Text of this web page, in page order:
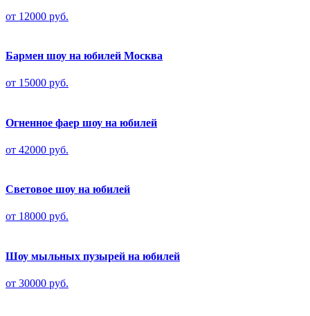
от 12000 руб.
Бармен шоу на юбилей Москва
от 15000 руб.
Огненное фаер шоу на юбилей
от 42000 руб.
Световое шоу на юбилей
от 18000 руб.
Шоу мыльных пузырей на юбилей
от 30000 руб.